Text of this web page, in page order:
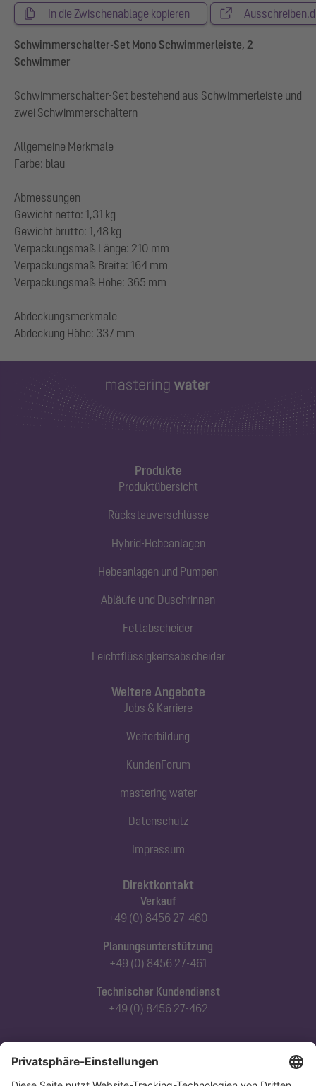
In die Zwischenablage kopieren
Schwimmerschalter-Set Mono Schwimmerleiste, 2
Schwimmer
Schwimmerschalter-Set bestehend aus Schwimmerleiste und
zwei Schwimmerschaltern
Allgemeine Merkmale
Farbe: blau
Abmessungen
Gewicht netto: 1,31 kg
Gewicht brutto: 1,48 kg
Verpackungsmaß Länge: 210 mm
Verpackungsmaß Breite: 164 mm
Verpackungsmaß Höhe: 365 mm
Abdeckungsmerkmale
Produkte
Produktübersicht
Rückstauverschlüsse
Hybrid-Hebeanlagen
Hebeanlagen und Pumpen
Abläufe und Duschrinnen
Fettabscheider
Leichtflüssigkeitsabscheider
Direktkontakt
Verkauf
+49 (0) 8456 27-460
Planungsunterstützung
+49 (0) 8456 27-461
Technischer Kundendienst
+49 (0) 8456 27-462
Abonnieren Sie unseren Newsletter
Jetzt anmelden
Weitere Angebote
Jobs & Karriere
Weiterbildung
KundenForum
mastering water
Datenschutz
Impressum